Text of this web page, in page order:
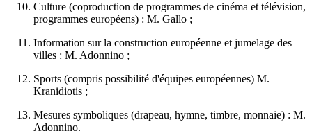
Culture (coproduction de programmes de cinéma et télévision,
programmes européens) : M. Gallo ;
Information sur la construction européenne et jumelage des
villes : M. Adonnino ;
Sports (compris possibilité d'équipes européennes) M.
Kranidiotis ;
Mesures symboliques (drapeau, hymne, timbre, monnaie) : M.
Adonnino.